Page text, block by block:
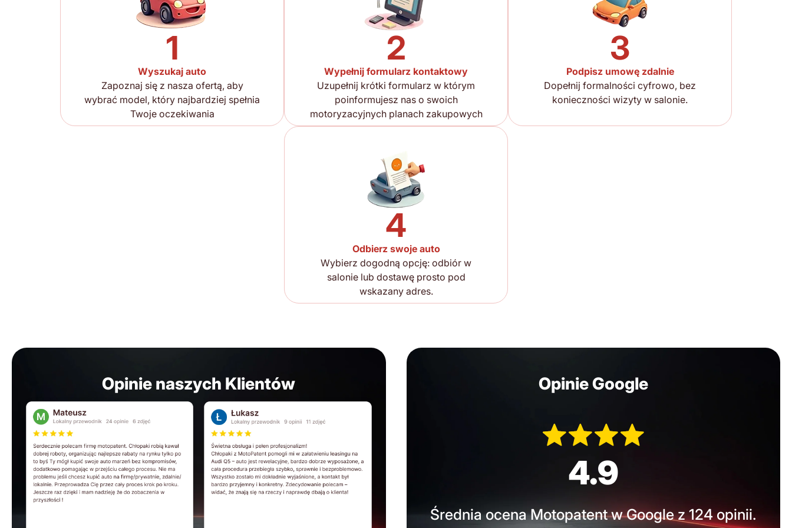
1
Wyszukaj auto
Zapoznaj się z nasza ofertą, aby
wybrać model, który najbardziej spełnia
Twoje oczekiwania
2
Wypełnij formularz kontaktowy
Uzupełnij krótki formularz w którym
poinformujesz nas o swoich
motoryzacyjnych planach zakupowych
3
Podpisz umowę zdalnie
Dopełnij formalności cyfrowo, bez
konieczności wizyty w salonie.
4
Odbierz swoje auto
Wybierz dogodną opcję: odbiór w
salonie lub dostawę prosto pod
wskazany adres.
Opinie naszych Klientów Opinie Google
4.9
Średnia ocena Motopatent w Google z 124 opinii.